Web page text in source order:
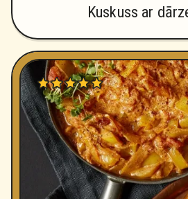
Kuskuss ar